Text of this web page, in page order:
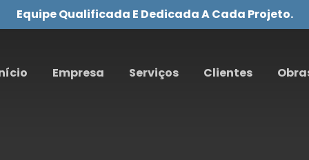
Equipe Qualificada E Dedicada A Cada Projeto.
Empresa Serviços Clientes